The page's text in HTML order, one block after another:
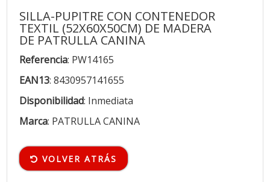
SILLA-PUPITRE CON CONTENEDOR
TEXTIL (52X60X50CM) DE MADERA
DE PATRULLA CANINA
Referencia: PW14165
EAN13: 8430957141655
Disponibilidad: Inmediata
Marca: PATRULLA CANINA
VOLVER ATRÁS